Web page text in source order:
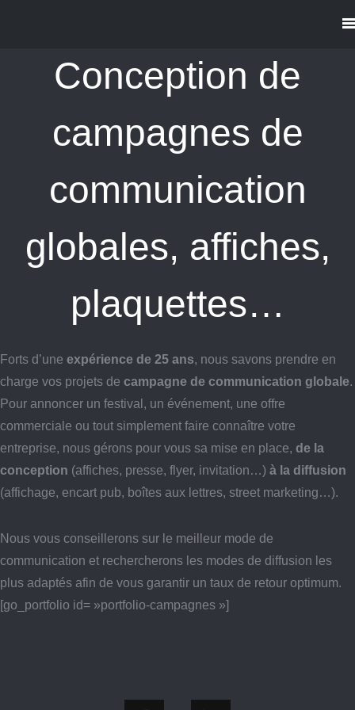
Conception de
campagnes de
communication
globales, affiches,
plaquettes…
Forts d’une expérience de 25 ans, nous savons prendre en
charge vos projets de campagne de communication globale.
Pour annoncer un festival, un événement, une offre
commerciale ou tout simplement faire connaître votre
entreprise, nous gérons pour vous sa mise en place, de la
conception (affiches, presse, flyer, invitation…) à la diffusion
(affichage, encart pub, boîtes aux lettres, street marketing…).
Nous vous conseillerons sur le meilleur mode de
communication et rechercherons les modes de diffusion les
plus adaptés afin de vous garantir un taux de retour optimum.
[go_portfolio id= »portfolio-campagnes »]